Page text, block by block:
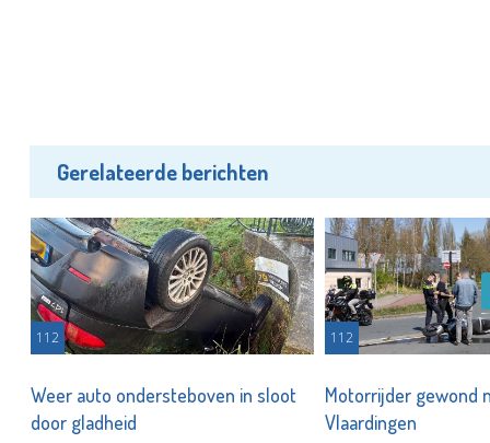
Gerelateerde berichten
112
Weer auto ondersteboven in sloot
door gladheid
112
Motorrijder gewond
Vlaardingen